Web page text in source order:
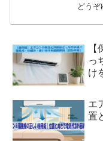
どうぞ
っ
け
エ
置